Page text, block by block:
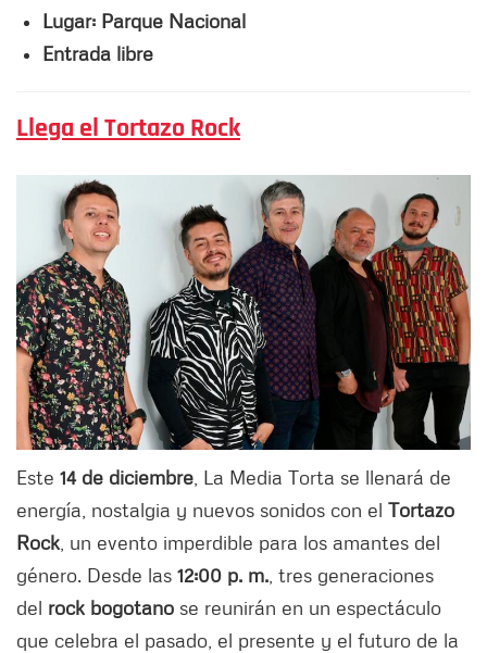
Lugar: Parque Nacional
Entrada libre
Llega el Tortazo Rock
Este 14 de diciembre , La Media Torta se llenará de
energía, nostalgia y nuevos sonidos con el Tortazo
Rock , un evento imperdible para los amantes del
género. Desde las 12:00 p. m. , tres generaciones
del rock bogotano se reunirán en un espectáculo
que celebra el pasado, el presente y el futuro de la